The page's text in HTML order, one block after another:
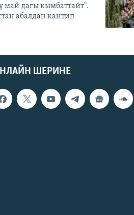
май дагы кымбаттайт".
абалдан кантип
ШЕРИНЕ